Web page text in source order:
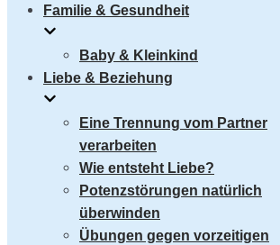
Familie & Gesundheit
Baby & Kleinkind
Liebe & Beziehung
Eine Trennung vom Partner
verarbeiten
Wie entsteht Liebe?
Potenzstörungen natürlich
überwinden
Übungen gegen vorzeitigen